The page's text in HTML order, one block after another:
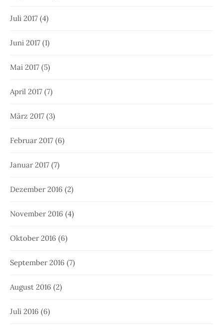
Juli 2017 (4)
Juni 2017 (1)
Mai 2017 (5)
April 2017 (7)
März 2017 (3)
Februar 2017 (6)
Januar 2017 (7)
Dezember 2016 (2)
November 2016 (4)
Oktober 2016 (6)
September 2016 (7)
August 2016 (2)
Juli 2016 (6)